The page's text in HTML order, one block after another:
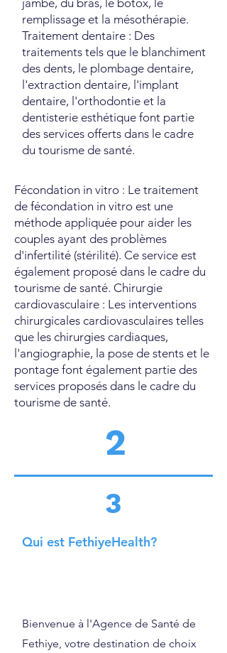
jambe, du bras, le botox, le
remplissage et la mésothérapie.
Traitement dentaire : Des
traitements tels que le blanchiment
des dents, le plombage dentaire,
l'extraction dentaire, l'implant
dentaire, l'orthodontie et la
dentisterie esthétique font partie
des services offerts dans le cadre
du tourisme de santé.
Fécondation in vitro : Le traitement
de fécondation in vitro est une
méthode appliquée pour aider les
couples ayant des problèmes
d'infertilité (stérilité). Ce service est
également proposé dans le cadre du
tourisme de santé. Chirurgie
cardiovasculaire : Les interventions
chirurgicales cardiovasculaires telles
que les chirurgies cardiaques,
l'angiographie, la pose de stents et le
pontage font également partie des
services proposés dans le cadre du
tourisme de santé.
2
3
Qui est FethiyeHealth?
Bienvenue à l'Agence de Santé de
Fethiye, votre destination de choix